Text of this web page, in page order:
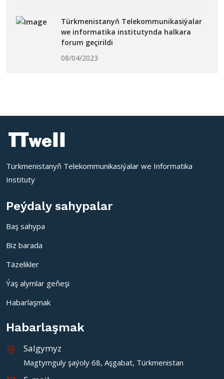
Türkmenistanyň Telekommunikasiýalar
we informatika institutynda halkara
forum geçirildi
08/04/2023
Türkmenistanyň Telekommunikasiýalar we Informatika
Instituty
Peýdaly sahypalar
Baş sahypa
Biz barada
Täzelikler
Ýaş alymlar geňeşi
Habarlaşmak
Habarlaşmak
Salgymyz
Magtymguly şaýoly 68, Aşgabat, Türkmenistan